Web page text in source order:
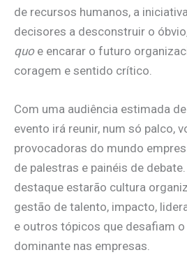
de recursos humanos, a
decisores a desconstruir o
quoe encarar o futuro
coragem e sentido crítico.
Com uma audiência estimada
evento irá reunir, num só palco,
provocadoras do mundo
de palestras e painéis de
destaque estarão cultura
gestão de talento, impacto,
e outros tópicos que desafiam
dominante nas empresas.